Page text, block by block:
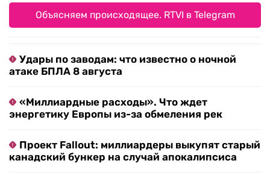
Объясняем происходящее. RTVI в Telegram
Удары по заводам: что известно о ночной
атаке БПЛА 8 августа
«Миллиардные расходы». Что ждет
энергетику Европы из-за обмеления рек
Проект Fallout: миллиардеры выкупят старый
канадский бункер на случай апокалипсиса